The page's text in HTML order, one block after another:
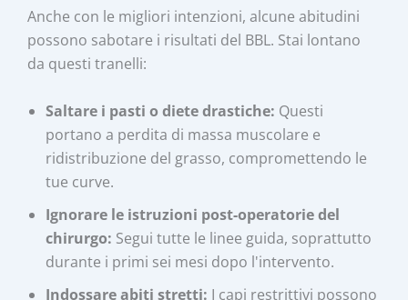
Anche con le migliori intenzioni, alcune abitudini
possono sabotare i risultati del BBL. Stai lontano
da questi tranelli:
Saltare i pasti o diete drastiche: Questi
portano a perdita di massa muscolare e
ridistribuzione del grasso, compromettendo le
tue curve.
Ignorare le istruzioni post-operatorie del
chirurgo: Segui tutte le linee guida, soprattutto
durante i primi sei mesi dopo l'intervento.
Indossare abiti stretti: I capi restrittivi possono